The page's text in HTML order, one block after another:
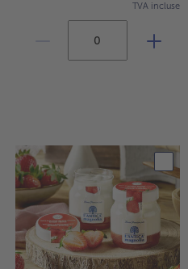
TVA incluse